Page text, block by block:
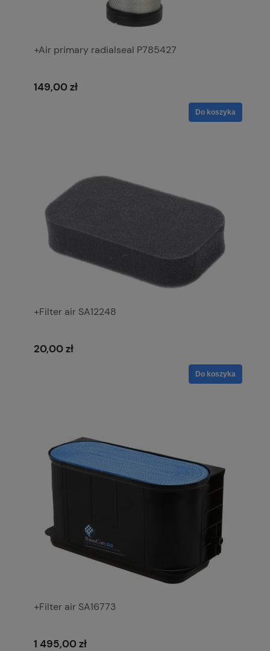
+Air primary radialseal P785427
149,00 zł
Do koszyka
+Filter air SA12248
20,00 zł
Do koszyka
+Filter air SA16773
1 495,00 zł